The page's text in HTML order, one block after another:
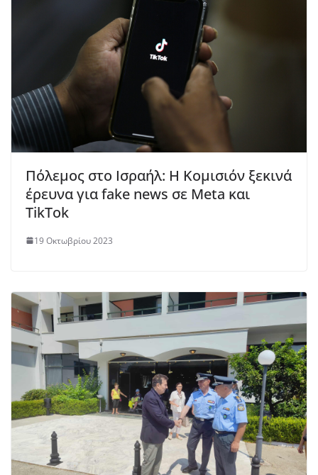
Πόλεμος στο Ισραήλ: Η Κομισιόν ξεκινά
έρευνα για fake news σε Meta και
TikTok
19 Οκτωβρίου 2023